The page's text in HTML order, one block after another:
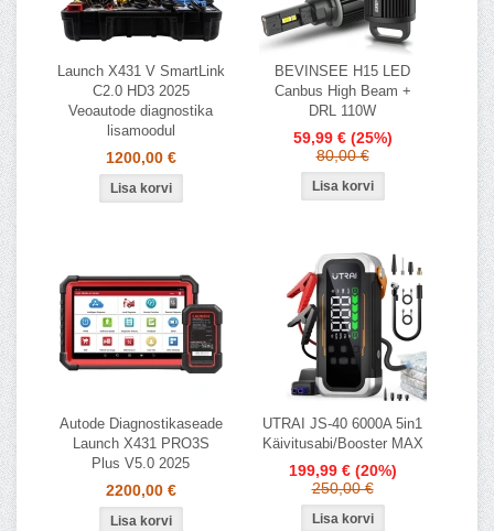
Launch X431 V SmartLink
C2.0 HD3 2025
Veoautode diagnostika
lisamoodul
1200,00 €
BEVINSEE H15 LED
Canbus High Beam +
DRL 110W
59,99 € (25%)
80,00 €
Autode Diagnostikaseade
Launch X431 PRO3S
Plus V5.0 2025
2200,00 €
UTRAI JS-40 6000A 5in1
Käivitusabi/Booster MAX
199,99 € (20%)
250,00 €